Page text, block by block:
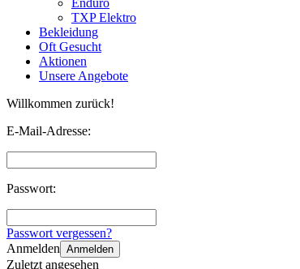
Enduro
TXP Elektro
Bekleidung
Oft Gesucht
Aktionen
Unsere Angebote
Willkommen zurück!
E-Mail-Adresse:
Passwort:
Passwort vergessen?
Anmelden Anmelden
Zuletzt angesehen